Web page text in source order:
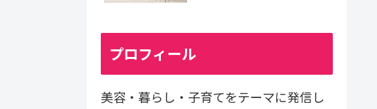
プロフィール
美容・暮らし・子育てをテーマに発信し